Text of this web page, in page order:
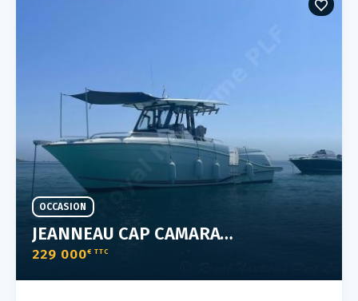
JEANNEAU CAP CAMARAT 10.5 CC
229 000€ TTC
OCCASION